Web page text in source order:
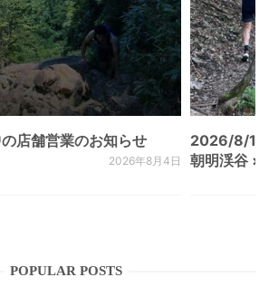
店舗営業のお知らせ
2026年8月4日
2026/8/
朝明渓谷 ×
POPULAR POSTS